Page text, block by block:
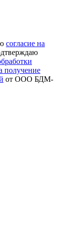
согласие на
получение
от ООО БДМ-